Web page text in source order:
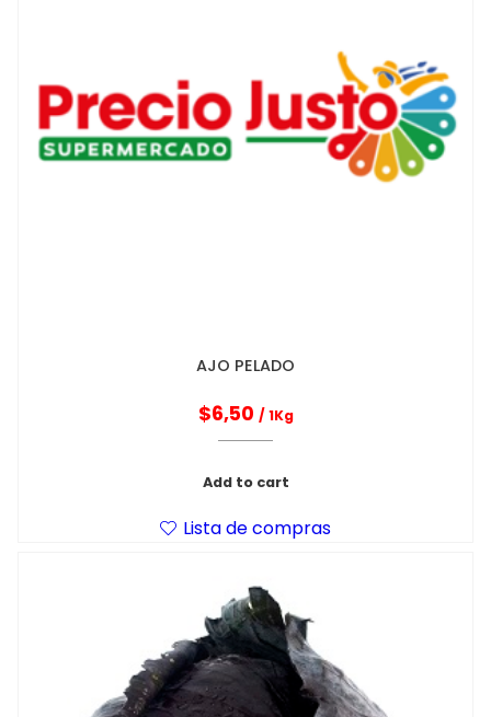
AJO PELADO
$6,50 / 1Kg
Add to cart
Lista de compras